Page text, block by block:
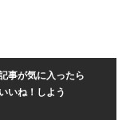
事が気に入ったら
いいね！しよう